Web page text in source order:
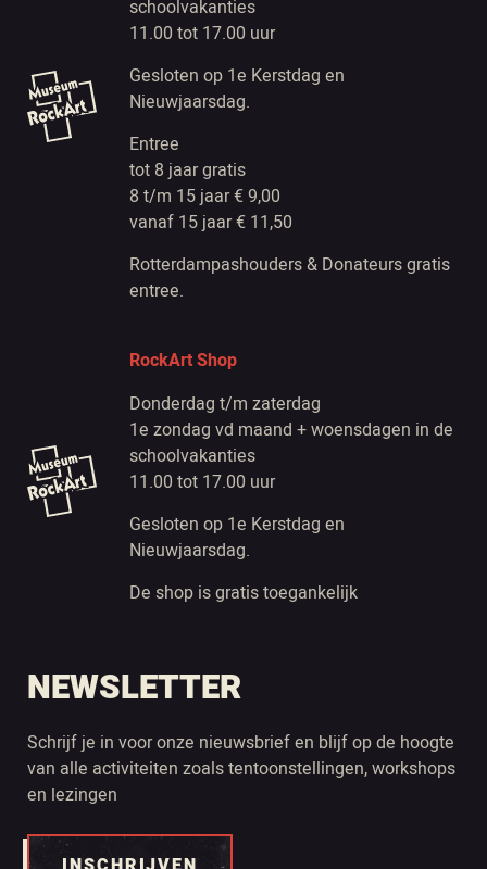
schoolvakanties
11.00 tot 17.00 uur
Gesloten op 1e Kerstdag en
Nieuwjaarsdag.
Entree
tot 8 jaar gratis
8 t/m 15 jaar € 9,00
vanaf 15 jaar € 11,50
Rotterdampashouders & Donateurs gratis
entree.
RockArt Shop
Donderdag t/m zaterdag
1e zondag vd maand + woensdagen in de
schoolvakanties
11.00 tot 17.00 uur
Gesloten op 1e Kerstdag en
Nieuwjaarsdag.
De shop is gratis toegankelijk
NEWSLETTER
Schrijf je in voor onze nieuwsbrief en blijf op de hoogte
van alle activiteiten zoals tentoonstellingen, workshops
en lezingen